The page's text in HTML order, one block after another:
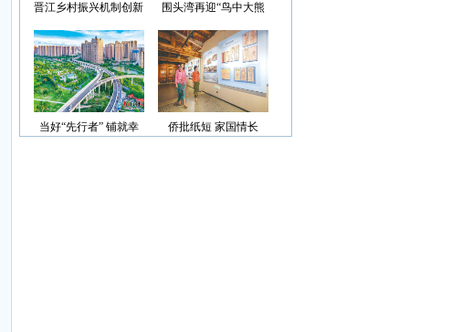
晋江乡村振兴机制创新
围头湾再迎“鸟中大熊
当好“先行者” 铺就幸
侨批纸短 家国情长